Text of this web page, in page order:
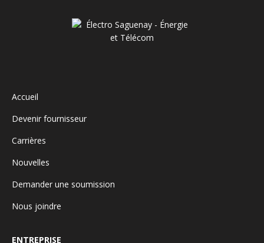
Accueil
Devenir fournisseur
Carrières
Nouvelles
Demander une soumission
Nous joindre
ENTREPRISE